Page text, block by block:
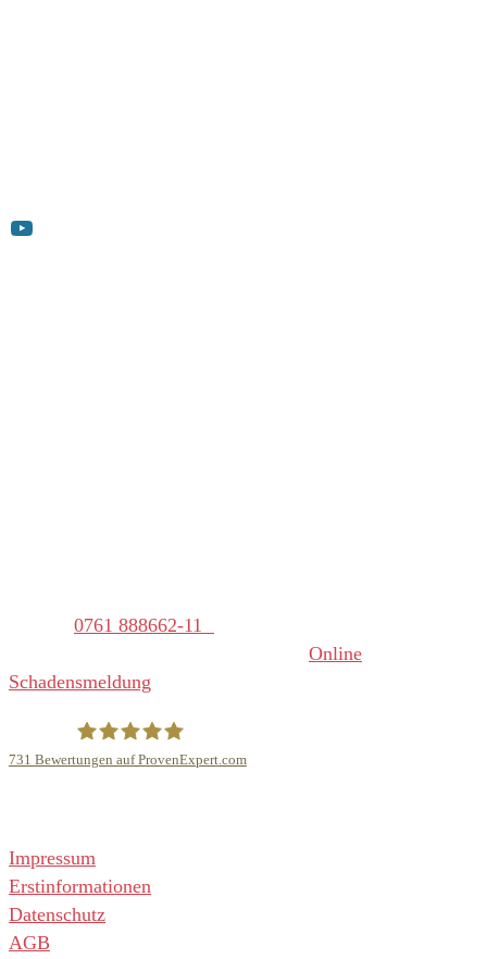
YouTube
0761 888662-11
Online
Schadensmeldung
731 Bewertungen auf ProvenExpert.com
Impressum
Erstinformationen
Datenschutz
AGB